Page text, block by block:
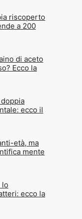
riscoperto
a 200
di aceto
Ecco la
ecco il
età, ma
mente
lo
ecco la